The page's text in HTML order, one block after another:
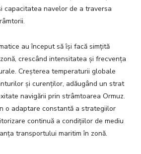
capacitatea navelor de a traversa
au început să își facă simțită
crescând intensitatea și frecvența
Creșterea temperaturii globale
și curenților, adăugând un strat
navigării prin strâmtoarea Ormuz.
o adaptare constantă a strategiilor
continuă a condițiilor de mediu
transportului maritim în zonă.